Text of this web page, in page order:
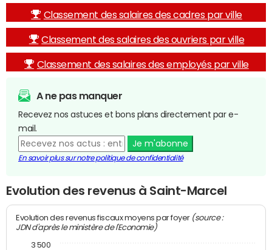
Classement des salaires des cadres par ville
Classement des salaires des ouvriers par ville
Classement des salaires des employés par ville
A ne pas manquer
Recevez nos astuces et bons plans directement par e-
mail.
Je m'abonne
En savoir plus sur notre politique de confidentialité
Evolution des revenus à Saint-Marcel
Evolution des revenus fiscaux moyens par foyer (source :
JDN d'après le ministère de l'Economie)
3 500